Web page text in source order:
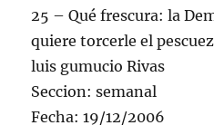
25 – Qué frescura: la
quiere torcerle el
luis gumucio Rivas
Seccion: semanal
Fecha: 19/12/2006